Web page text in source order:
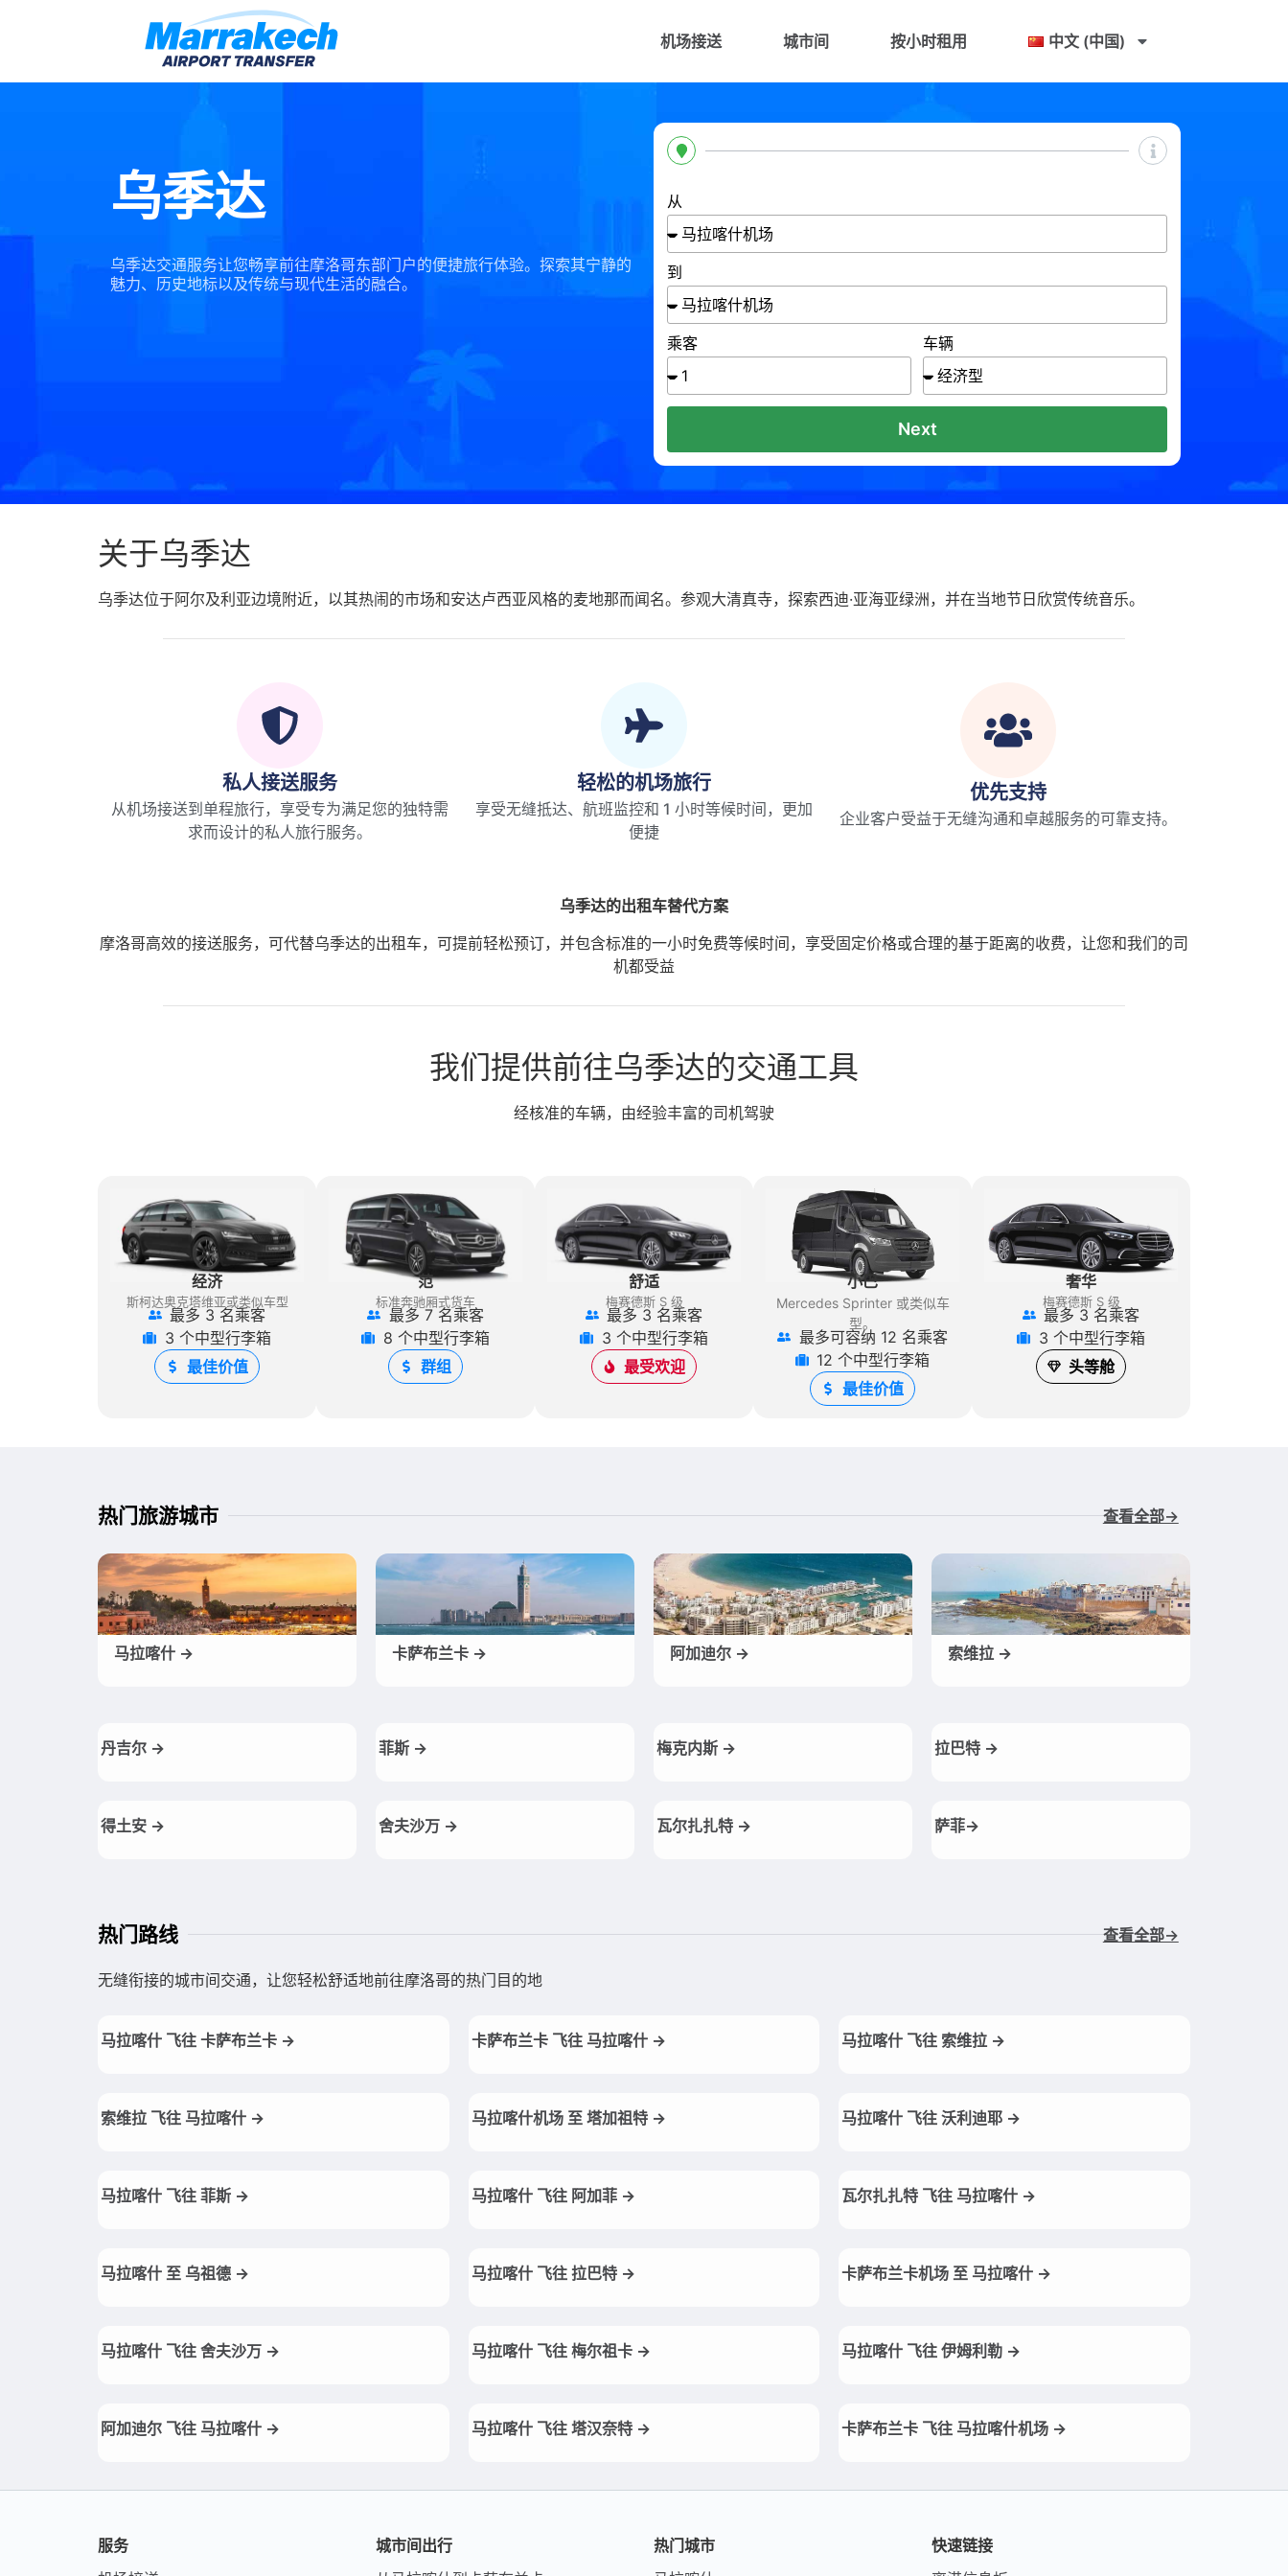
机场接送 城市间 按小时租用 中文 (中国)
乌季达
乌季达交通服务让您畅享前往摩洛哥东部门户的便捷旅行体验。探索其宁静的
魅力、历史地标以及传统与现代生活的融合。
从
到
乘客 车辆
Next
关于乌季达
乌季达位于阿尔及利亚边境附近，以其热闹的市场和安达卢西亚风格的麦地那而闻名。参观大清真寺，探索西迪·亚海亚绿洲，并在当地节日欣赏传统音乐。
私人接送服务
从机场接送到单程旅行，享受专为满足您的独特需
求而设计的私人旅行服务。
轻松的机场旅行
享受无缝抵达、航班监控和 1 小时等候时间，更加
便捷
优先支持
企业客户受益于无缝沟通和卓越服务的可靠支持。
乌季达的出租车替代方案
摩洛哥高效的接送服务，可代替乌季达的出租车，可提前轻松预订，并包含标准的一小时免费等候时间，享受固定价格或合理的基于距离的收费，让您和我们的司
机都受益
我们提供前往乌季达的交通工具
经核准的车辆，由经验丰富的司机驾驶
经济
斯柯达奥克塔维亚或类似车型
最多 3 名乘客
3 个中型行李箱
最佳价值
范
标准奔驰厢式货车
最多 7 名乘客
8 个中型行李箱
群组
舒适
梅赛德斯 S 级
最多 3 名乘客
3 个中型行李箱
最受欢迎
小巴
Mercedes Sprinter或类似车
型。
最多可容纳 12 名乘客
12 个中型行李箱
最佳价值
奢华
梅赛德斯 S 级
最多 3 名乘客
3 个中型行李箱
头等舱
热门旅游城市 查看全部→
马拉喀什 → 卡萨布兰卡 → 阿加迪尔 → 索维拉 →
丹吉尔 → 菲斯 → 梅克内斯 → 拉巴特 →
得土安 → 舍夫沙万 → 瓦尔扎扎特 → 萨菲→
热门路线 查看全部→
无缝衔接的城市间交通，让您轻松舒适地前往摩洛哥的热门目的地
马拉喀什 飞往 卡萨布兰卡 → 卡萨布兰卡 飞往 马拉喀什 → 马拉喀什 飞往 索维拉 →
索维拉 飞往 马拉喀什 → 马拉喀什机场 至 塔加祖特 → 马拉喀什 飞往 沃利迪耶 →
马拉喀什 飞往 菲斯 → 马拉喀什 飞往 阿加菲 → 瓦尔扎扎特 飞往 马拉喀什 →
马拉喀什 至 乌祖德 → 马拉喀什 飞往 拉巴特 → 卡萨布兰卡机场 至 马拉喀什 →
马拉喀什 飞往 舍夫沙万 → 马拉喀什 飞往 梅尔祖卡 → 马拉喀什 飞往 伊姆利勒 →
阿加迪尔 飞往 马拉喀什 → 马拉喀什 飞往 塔汉奈特 → 卡萨布兰卡 飞往 马拉喀什机场 →
服务
城市间出行
热门城市
快速链接